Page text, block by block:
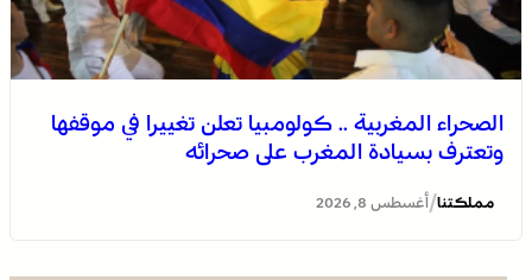
الصحراء المغربية .. كولومبيا تعلن تغييرا في موقفها
وتعترف بسيادة المغرب على صحرائه
مملكتنا/أغسطس 8, 2026
برقية تعزية ومواساة من أسرة جريدة “مملكتنا” إلى الأستاذ
المرحوم مُّحمد العمراني